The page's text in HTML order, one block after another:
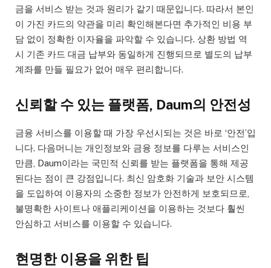
금을 서비스 받는 것과 원리가 같기 때문입니다. 따라서 본인
이 가진 카드의 약관을 미리 확인해본다면 추가적인 비용 부
담 없이 정확한 이자율을 파악할 수 있습니다. 상환 방법 역
시 기존 카드 대금 납부와 동일하게 진행되므로 별도의 납부
계좌를 만들 필요가 없어 매우 편리합니다.
신뢰할 수 있는 플랫폼, Daum의 안전성
금융 서비스를 이용할 때 가장 우선시되는 것은 바로 ‘안전’입
니다. 다음머니는 개인정보와 금융 정보를 다루는 서비스인
만큼, Daum이라는 국민적 신뢰를 받는 플랫폼을 통해 제공
된다는 점이 큰 강점입니다. 최신 암호화 기술과 보안 시스템
을 도입하여 이용자의 소중한 정보가 안전하게 보호되므로,
불명확한 사이트나 애플리케이션을 이용하는 것보다 훨씬
안심하고 서비스를 이용할 수 있습니다.
현명한 이용을 위한 팁